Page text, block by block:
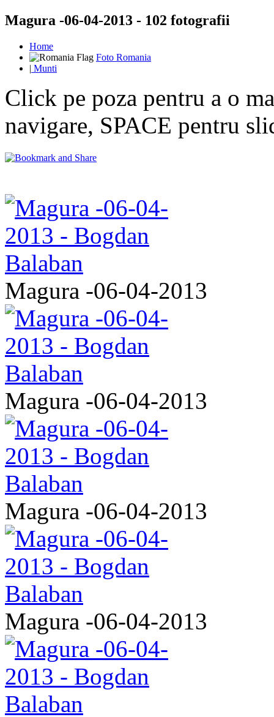
Magura -06-04-2013 - 102 fotografii
Home
Foto Romania
| Munti
Click pe poza pentru a o
navigare, SPACE pentru
Magura -06-04-2013
Magura -06-04-2013
Magura -06-04-2013
Magura -06-04-2013